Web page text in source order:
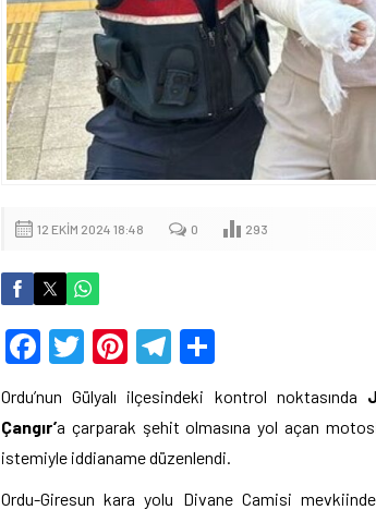
12 EKIM 2024 18:48 0 293
Facebook
Twitter
Pinterest
Telegram
Ordu’nun Gülyalı ilçesindeki kontrol noktasında
Çangır’a çarparak şehit olmasına yol açan
istemiyle iddianame düzenlendi.
Ordu-Giresun kara yolu Divane Camisi